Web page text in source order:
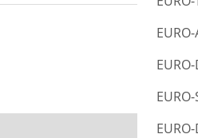
r
h